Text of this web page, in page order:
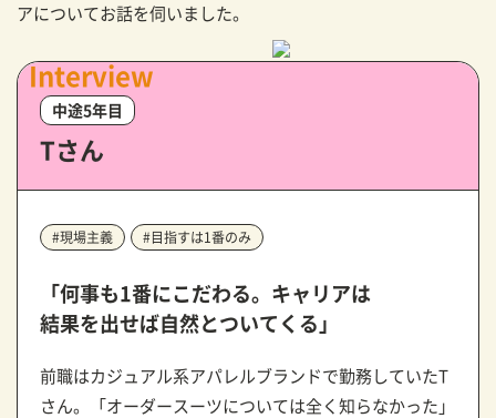
アについてお話を伺いました。
Interview
中途5年目
Tさん
#現場主義 #目指すは1番のみ
「何事も1番にこだわる。 キャリアは
結果を出せば自然とついてくる」
前職はカジュアル系アパレルブランドで勤務していたT
さん。「オーダースーツについては全く知らなかった」